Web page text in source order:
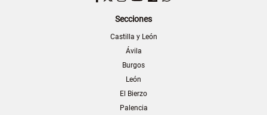
Secciones
Castilla y León
Ávila
Burgos
León
El Bierzo
Palencia